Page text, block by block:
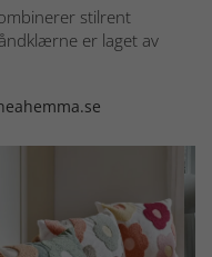
stilrent
er laget av